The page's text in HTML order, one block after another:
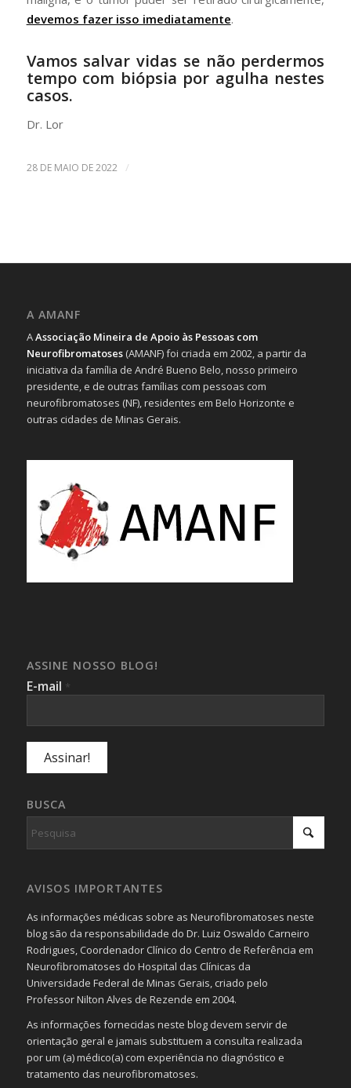
devemos fazer isso imediatamente.
Vamos salvar vidas se não perdermos
tempo com biópsia por agulha nestes
casos.
Dr. Lor
28 DE MAIO DE 2022 /
A AMANF
AAssociação Mineira de Apoio às Pessoas com
Neurofibromatoses(AMANF) foi criada em 2002, a partir da
iniciativa da família de André Bueno Belo, nosso primeiro
presidente, e de outras famílias com pessoas com
neurofibromatoses (NF), residentes em Belo Horizonte e
outras cidades de Minas Gerais.
ASSINE NOSSO BLOG!
E-mail *
BUSCA
AVISOS IMPORTANTES
As informações médicas sobre as Neurofibromatoses neste
blog são da responsabilidade do Dr. Luiz Oswaldo Carneiro
Rodrigues, Coordenador Clínico do Centro de Referência em
Neurofibromatoses do Hospital das Clínicas da
Universidade Federal de Minas Gerais, criado pelo
Professor Nilton Alves de Rezende em 2004.
As informações fornecidas neste blog devem servir de
orientação geral e jamais substituem a consulta realizada
por um (a) médico(a) com experiência no diagnóstico e
tratamento das neurofibromatoses.